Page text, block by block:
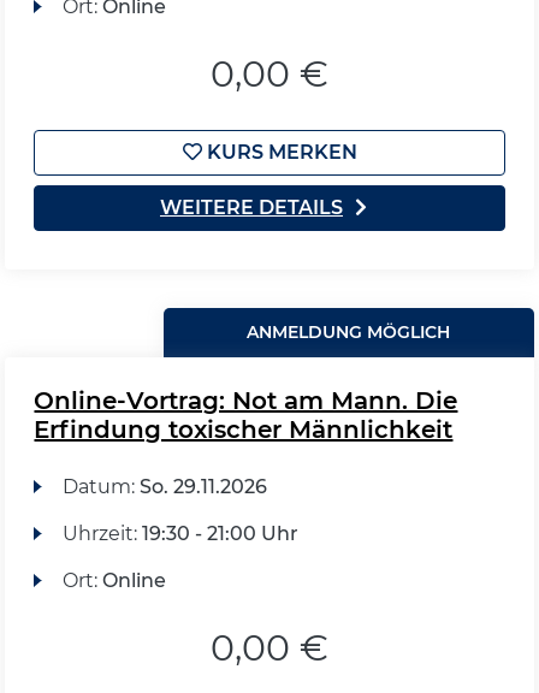
Ort: Online
0,00 €
KURS MERKEN
WEITERE DETAILS
ANMELDUNG MÖGLICH
Online-Vortrag: Not am Mann. Die
Erfindung toxischer Männlichkeit
Datum: So. 29.11.2026
Uhrzeit: 19:30 - 21:00 Uhr
Ort: Online
0,00 €